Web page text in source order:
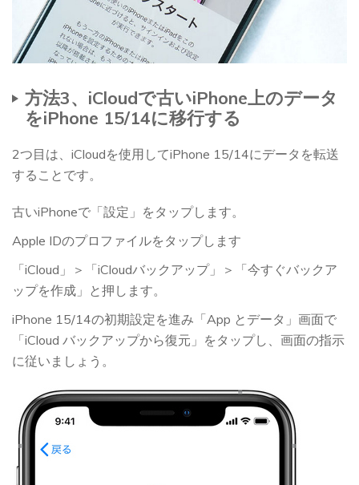
方法3、iCloudで古いiPhone上のデータ
をiPhone 15/14に移行する
2つ目は、iCloudを使用してiPhone 15/14にデータを転送
することです。
古いiPhoneで「設定」をタップします。
Apple IDのプロファイルをタップします
「iCloud」＞「iCloudバックアップ」＞「今すぐバックア
ップを作成」と押します。
iPhone 15/14の初期設定を進み「App とデータ」画面で
「iCloud バックアップから復元」をタップし、画面の指示
に従いましょう。